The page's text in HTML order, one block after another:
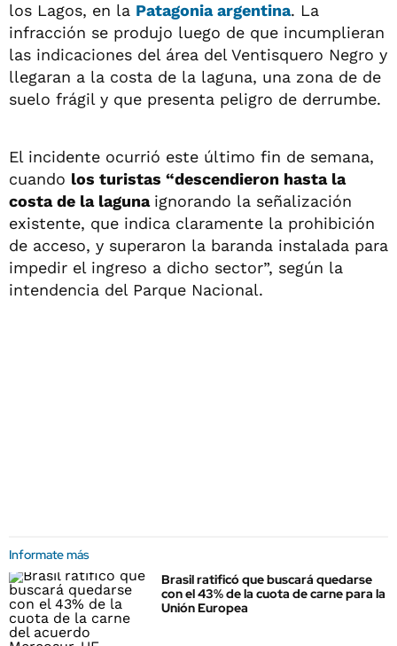
los Lagos, en la Patagonia argentina. La
infracción se produjo luego de que incumplieran
las indicaciones del área del Ventisquero Negro y
llegaran a la costa de la laguna, una zona de de
suelo frágil y que presenta peligro de derrumbe.
El incidente ocurrió este último fin de semana,
cuando los turistas “descendieron hasta la
costa de la laguna ignorando la señalización
existente, que indica claramente la prohibición
de acceso, y superaron la baranda instalada para
impedir el ingreso a dicho sector”, según la
intendencia del Parque Nacional.
Informate más
Brasil ratificó que buscará quedarse
con el 43% de la cuota de carne para la
Unión Europea